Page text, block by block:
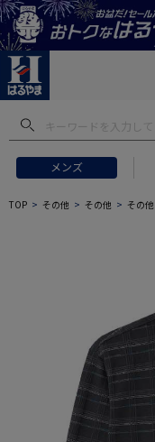
メンズ
TOP その他 その他 その他